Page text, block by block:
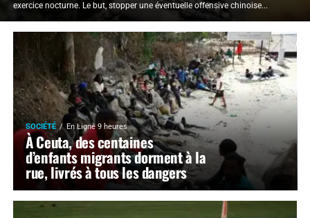
exercice nocturne. Le but, stopper une éventuelle offensive chinoise...
SOCIÉTÉ En Ligne 9 heures
À Ceuta, des centaines
d’enfants migrants dorment à la
rue, livrés à tous les dangers